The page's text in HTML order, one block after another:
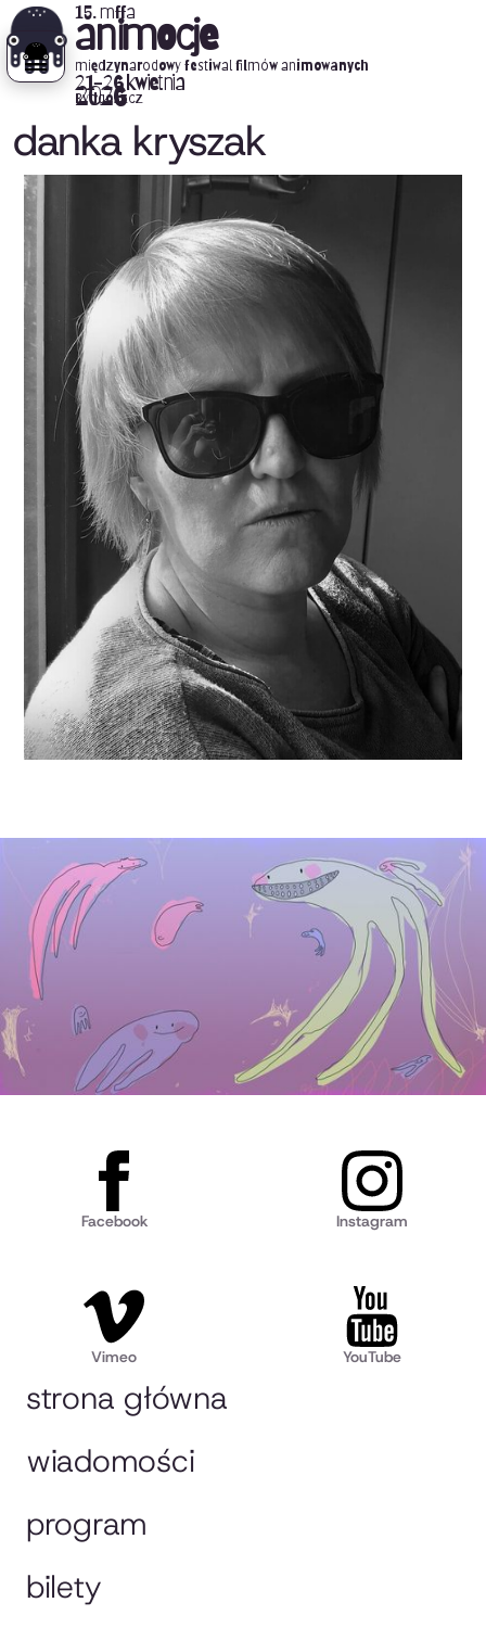
15. mffa
animocje
2026
międzynarodowy festiwal filmów animowanych
21-26 kwietnia
Bydgoszcz
danka kryszak
strona główna
wiadomości
program
bilety
Facebook Instagram
Vimeo YouTube